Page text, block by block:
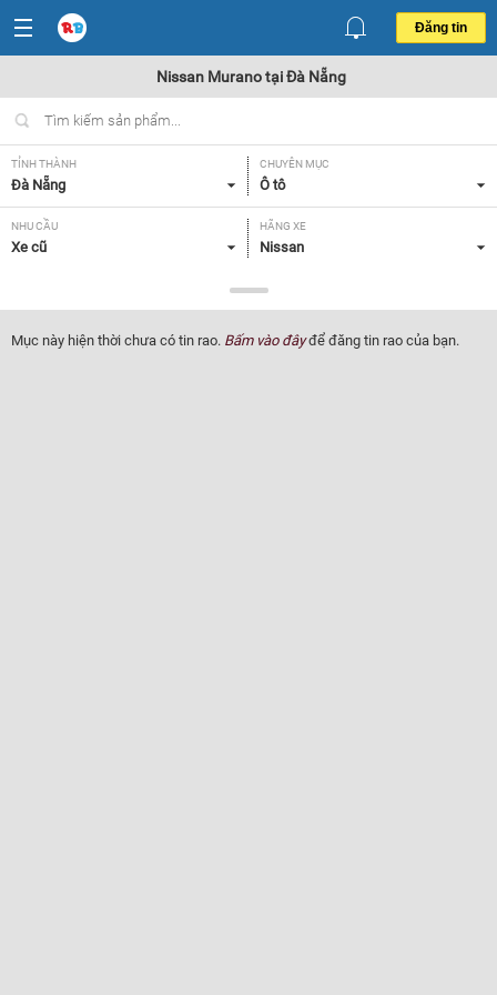
Đăng tin
Nissan Murano tại Đà Nẵng
TỈNH THÀNH
Đà Nẵng
CHUYÊN MỤC
Ô tô
NHU CẦU
Xe cũ
HÃNG XE
Nissan
Murano
NĂM SẢN XUẤT
Tất cả
GIÁ XE XUẤT XỨ
Mục này hiện thời chưa có tin rao. Bấm vào đâyđể đăng tin rao của bạn.